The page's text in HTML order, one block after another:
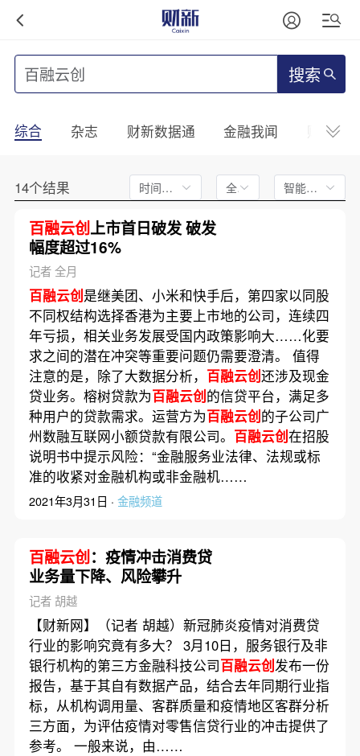
搜索
综合 杂志 财新数据通 金融我闻 财新
14个结果 时间不限 全文 智能排序
百融云创上市首日破发 破发
幅度超过16%
记者 全月
百融云创 是继美团、小米和快手后，第四家以同股
不同权结构选择香港为主要上市地的公司，连续四
年亏损，相关业务发展受国内政策影响大……化要
求之间的潜在冲突等重要问题仍需要澄清。 值得
注意的是，除了大数据分析， 百融云创还涉及现金
贷业务。榕树贷款为百融云创 的信贷平台，满足多
种用户的贷款需求。运营方为百融云创 的子公司广
州数融互联网小额贷款有限公司。 百融云创在招股
说明书中提示风险：“金融服务业法律、法规或标
准的收紧对金融机构或非金融机……
2021年3月31日 · 金融频道
百融云创 ：疫情冲击消费贷
业务量下降、风险攀升
记者 胡越
【财新网】（记者 胡越）新冠肺炎疫情对消费贷
行业的影响究竟有多大？ 3月10日，服务银行及非
银行机构的第三方金融科技公司百融云创发布一份
报告，基于其自有数据产品，结合去年同期行业指
标，从机构调用量、客群质量和疫情地区客群分析
三方面，为评估疫情对零售信贷行业的冲击提供了
参考。 一般来说，由……